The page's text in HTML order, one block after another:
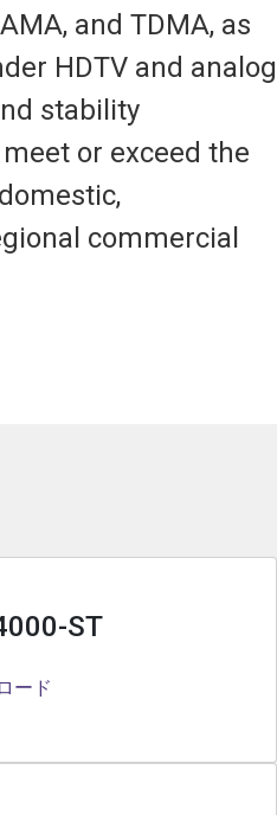
and TDMA, as
HDTV and analog
stability
or exceed the
commercial
ST
ード